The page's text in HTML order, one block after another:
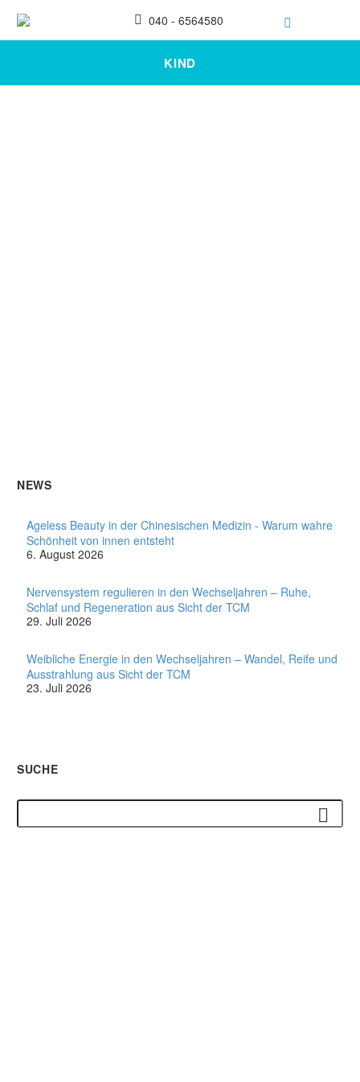
040 - 6564580
KIND
NEWS
Ageless Beauty in der Chinesischen Medizin - Warum wahre
Schönheit von innen entsteht
6. August 2026
Nervensystem regulieren in den Wechseljahren – Ruhe,
Schlaf und Regeneration aus Sicht der TCM
29. Juli 2026
Weibliche Energie in den Wechseljahren – Wandel, Reife und
Ausstrahlung aus Sicht der TCM
23. Juli 2026
SUCHE